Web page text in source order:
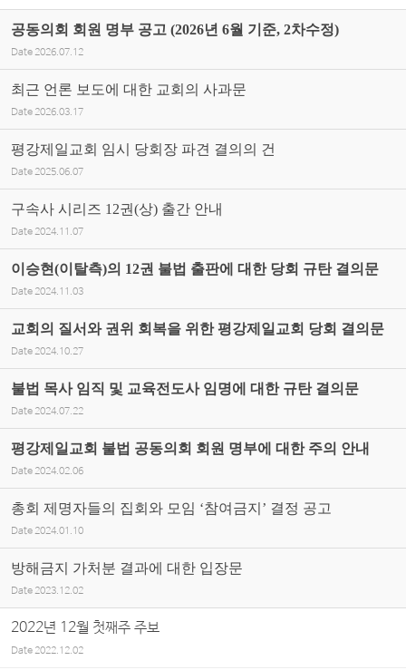
공동의회 회원 명부 공고 (2026년 6월 기준, 2차수정)
Date 2026.07.12
최근 언론 보도에 대한 교회의 사과문
Date 2026.03.17
평강제일교회 임시 당회장 파견 결의의 건
Date 2025.06.07
구속사 시리즈 12권(상) 출간 안내
Date 2024.11.07
이승현(이탈측)의 12권 불법 출판에 대한 당회 규탄 결의문
Date 2024.11.03
교회의 질서와 권위 회복을 위한 평강제일교회 당회 결의문
Date 2024.10.27
불법 목사 임직 및 교육전도사 임명에 대한 규탄 결의문
Date 2024.07.22
평강제일교회 불법 공동의회 회원 명부에 대한 주의 안내
Date 2024.02.06
총회 제명자들의 집회와 모임 ‘참여금지’ 결정 공고
Date 2024.01.10
방해금지 가처분 결과에 대한 입장문
Date 2023.12.02
2022년 12월 첫째주 주보
Date2022.12.02